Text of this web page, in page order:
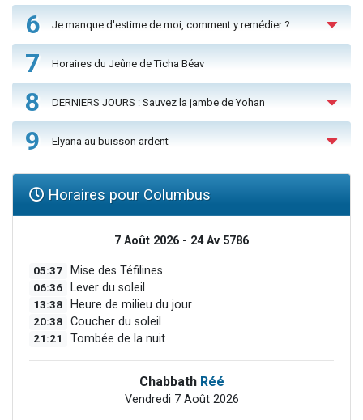
6 Je manque d'estime de moi, comment y remédier ?
7 Horaires du Jeûne de Ticha Béav
8 DERNIERS JOURS : Sauvez la jambe de Yohan
9 Elyana au buisson ardent
Horaires pour Columbus
7 Août 2026 - 24 Av 5786
05:37 Mise des Téfilines
06:36 Lever du soleil
13:38 Heure de milieu du jour
20:38 Coucher du soleil
21:21 Tombée de la nuit
Chabbath Réé
Vendredi 7 Août 2026